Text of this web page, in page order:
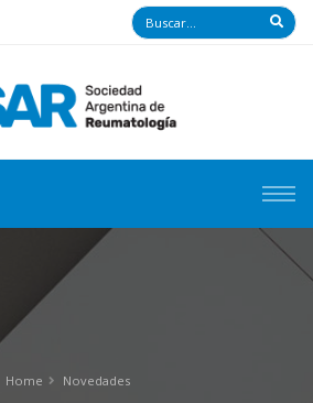
Home Novedades